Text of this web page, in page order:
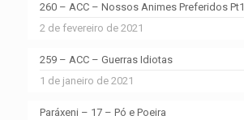
260 – ACC – Nossos Animes Preferidos Pt1
2 de fevereiro de 2021
259 – ACC – Guerras Idiotas
1 de janeiro de 2021
Paráxeni – 17 – Pó e Poeira